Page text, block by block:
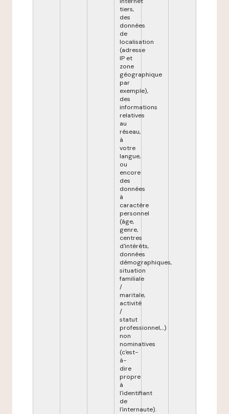
tiers,
des
données
de
localisation
(adresse
IP et
zone
géographique
par
exemple),
des
informations
relatives
au
réseau,
à
votre
langue,
ou
encore
des
données
à
caractère
personnel
(âge,
genre,
centres
d'intérêts,
données
démographiques,
situation
familiale
/
maritale,
activité
/
statut
professionnel,...)
non
nominatives
(c'est-
à-
dire
propre
à
l'identifiant
de
l'internaute).